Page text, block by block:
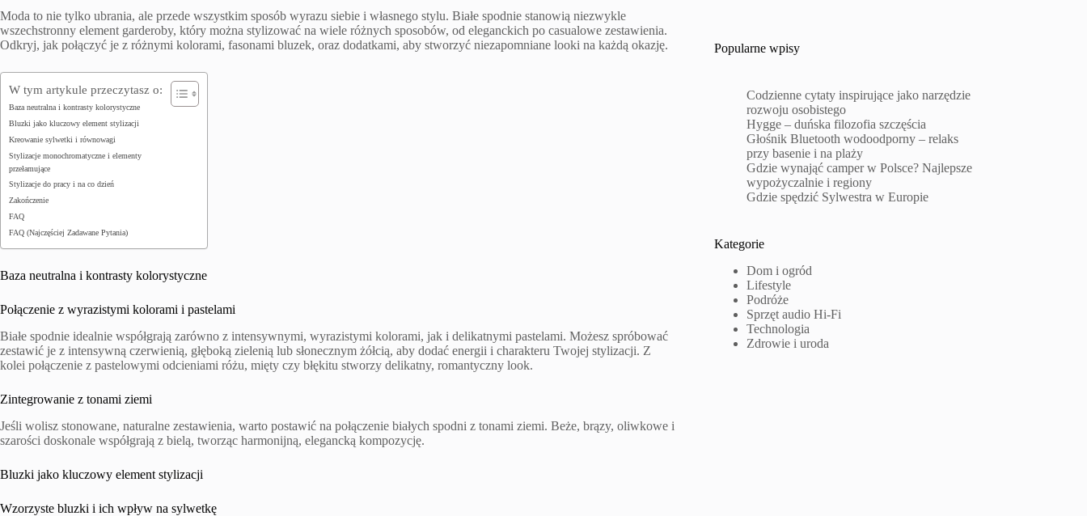
Moda to nie tylko ubrania, ale przede wszystkim sposób wyrazu siebie i własnego stylu. Białe spodnie stanowią niezwykle
wszechstronny element garderoby, który można stylizować na wiele różnych sposobów, od eleganckich po casualowe zestawienia.
Odkryj, jak połączyć je z różnymi kolorami, fasonami bluzek, oraz dodatkami, aby stworzyć niezapomniane looki na każdą okazję.
W tym artykule przeczytasz o:
Baza neutralna i kontrasty kolorystyczne
Bluzki jako kluczowy element stylizacji
Kreowanie sylwetki i równowagi
Stylizacje monochromatyczne i elementy
przełamujące
Stylizacje do pracy i na co dzień
Zakończenie
FAQ
FAQ (Najczęściej Zadawane Pytania)
Baza neutralna i kontrasty kolorystyczne
Połączenie z wyrazistymi kolorami i pastelami
Białe spodnie idealnie współgrają zarówno z intensywnymi, wyrazistymi kolorami, jak i delikatnymi pastelami. Możesz spróbować
zestawić je z intensywną czerwienią, głęboką zielenią lub słonecznym żółcią, aby dodać energii i charakteru Twojej stylizacji. Z
kolei połączenie z pastelowymi odcieniami różu, mięty czy błękitu stworzy delikatny, romantyczny look.
Zintegrowanie z tonami ziemi
Jeśli wolisz stonowane, naturalne zestawienia, warto postawić na połączenie białych spodni z tonami ziemi. Beże, brązy, oliwkowe i
szarości doskonale współgrają z bielą, tworząc harmonijną, elegancką kompozycję.
Bluzki jako kluczowy element stylizacji
Wzorzyste bluzki i ich wpływ na sylwetkę
Popularne wpisy
Codzienne cytaty inspirujące jako narzędzie
rozwoju osobistego
Hygge – duńska filozofia szczęścia
Głośnik Bluetooth wodoodporny – relaks
przy basenie i na plaży
Gdzie wynająć camper w Polsce? Najlepsze
wypożyczalnie i regiony
Gdzie spędzić Sylwestra w Europie
Kategorie
Dom i ogród
Lifestyle
Podróże
Sprzęt audio Hi-Fi
Technologia
Zdrowie i uroda